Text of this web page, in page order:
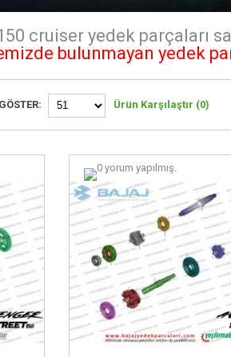
cruiser yedek parçaları
bulunmayan yedek
GÖSTER: Ürün Karşılaştır (0)